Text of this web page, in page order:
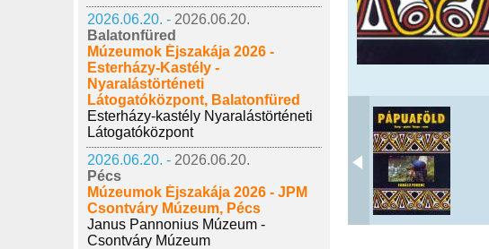
2026.06.20. - 2026.06.20.
Balatonfüred
Múzeumok Éjszakája 2026 -
Esterházy-Kastély -
Nyaralástörténeti
Látogatóközpont, Balatonfüred
Esterházy-kastély Nyaralástörténeti
Látogatóközpont
2026.06.20. - 2026.06.20.
Pécs
Múzeumok Éjszakája 2026 - JPM
Csontváry Múzeum, Pécs
Janus Pannonius Múzeum -
Csontváry Múzeum